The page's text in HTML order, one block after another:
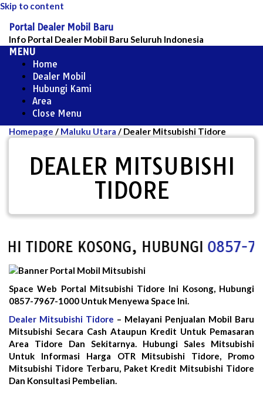
Skip to content
Portal Dealer Mobil Baru
Info Portal Dealer Mobil Baru Seluruh Indonesia
MENU
Home
Dealer Mobil
Hubungi Kami
Area
Close Menu
Homepage / Maluku Utara / Dealer Mitsubishi Tidore
DEALER MITSUBISHI
TIDORE
KOSONG, HUBUNGI0857-7967-
Space Web Portal Mitsubishi Tidore Ini Kosong, Hubungi
0857-7967-1000 Untuk Menyewa Space Ini.
Dealer Mitsubishi Tidore – Melayani Penjualan Mobil Baru
Mitsubishi Secara Cash Ataupun Kredit Untuk Pemasaran
Area Tidore Dan Sekitarnya. Hubungi Sales Mitsubishi
Untuk Informasi Harga OTR Mitsubishi Tidore, Promo
Mitsubishi Tidore Terbaru, Paket Kredit Mitsubishi Tidore
Dan Konsultasi Pembelian.